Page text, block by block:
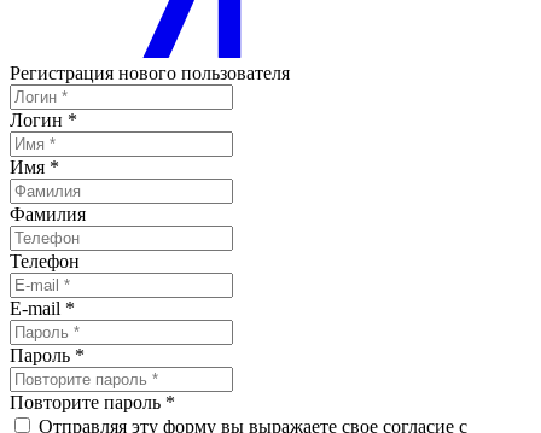
Регистрация нового пользователя
Логин *
Имя *
Фамилия
Телефон
E-mail *
Пароль *
Повторите пароль *
Отправляя эту форму вы выражаете свое согласие с